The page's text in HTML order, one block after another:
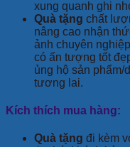
xung quanh ghi
Quà tặng chất
nâng cao nhận
ảnh chuyên
có ấn tượng tốt
ủng hộ sản phẩm/
tương lai.
Kích thích mua hàng:
Quà tặng đi kèm